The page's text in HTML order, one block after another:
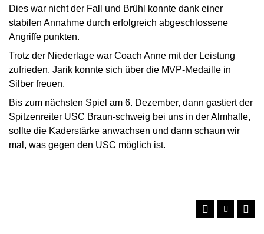
Dies war nicht der Fall und Brühl konnte dank einer
stabilen Annahme durch erfolgreich abgeschlossene
Angriffe punkten.
Trotz der Niederlage war Coach Anne mit der Leistung
zufrieden. Jarik konnte sich über die MVP-Medaille in
Silber freuen.
Bis zum nächsten Spiel am 6. Dezember, dann gastiert der
Spitzenreiter USC Braun-schweig bei uns in der Almhalle,
sollte die Kaderstärke anwachsen und dann schaun wir
mal, was gegen den USC möglich ist.